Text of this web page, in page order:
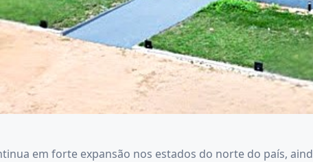
em forte expansão nos estados do norte do país,